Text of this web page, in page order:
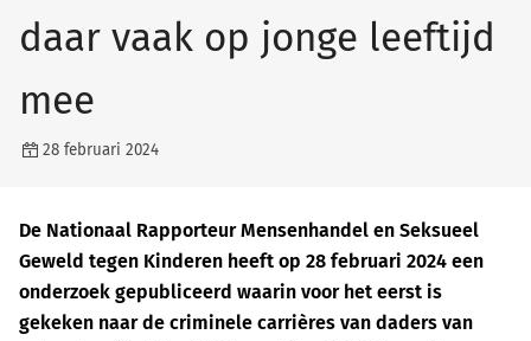
daar vaak op jonge leeftijd
mee
28 februari 2024
De Nationaal Rapporteur Mensenhandel en Seksueel
Geweld tegen Kinderen heeft op 28 februari 2024 een
onderzoek gepubliceerd waarin voor het eerst is
gekeken naar de criminele carrières van daders van